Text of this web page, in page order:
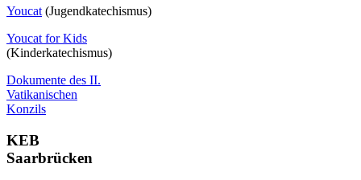
Youcat (Jugendkatechismus)
Youcat for Kids
(Kinderkatechismus)
Dokumente des II.
Vatikanischen
Konzils
KEB
Saarbrücken